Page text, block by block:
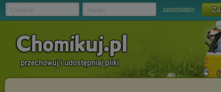
zapomniałem